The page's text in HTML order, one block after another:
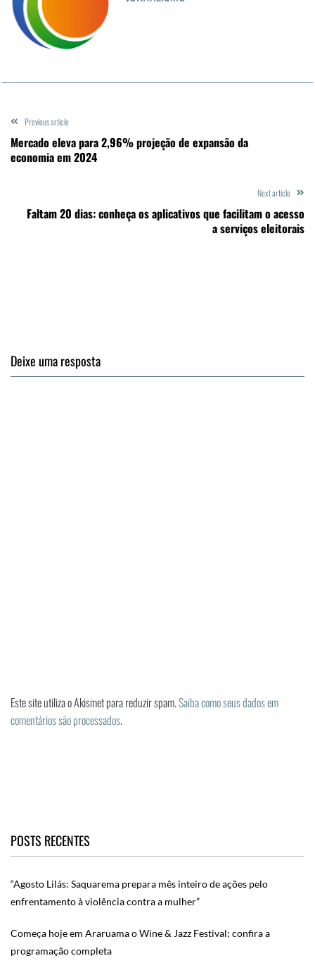
Previous article
Mercado eleva para 2,96% projeção de expansão da
economia em 2024
Next article
Faltam 20 dias: conheça os aplicativos que facilitam o acesso
a serviços eleitorais
Deixe uma resposta
Este site utiliza o Akismet para reduzir spam.Saiba como seus dados em
comentários são processados.
POSTS RECENTES
“Agosto Lilás: Saquarema prepara mês inteiro de ações pelo
enfrentamento à violência contra a mulher”
Começa hoje em Araruama o Wine & Jazz Festival; confira a
programação completa